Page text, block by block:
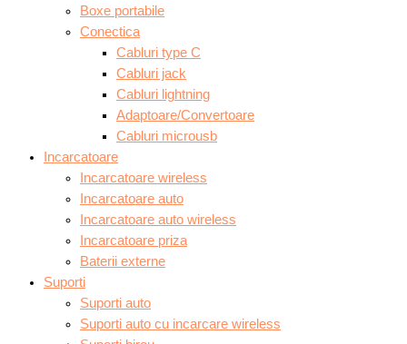
Boxe portabile
Conectica
Cabluri type C
Cabluri jack
Cabluri lightning
Adaptoare/Convertoare
Cabluri microusb
Incarcatoare
Incarcatoare wireless
Incarcatoare auto
Incarcatoare auto wireless
Incarcatoare priza
Baterii externe
Suporti
Suporti auto
Suporti auto cu incarcare wireless